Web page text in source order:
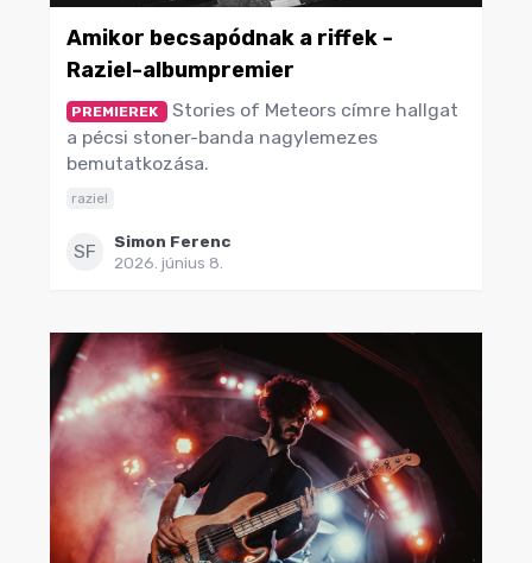
Amikor becsapódnak a riffek -
Raziel-albumpremier
PREMIEREK
Stories of Meteors címre hallgat
a pécsi stoner-banda nagylemezes
bemutatkozása.
raziel
SF
Simon Ferenc
2026. június 8.